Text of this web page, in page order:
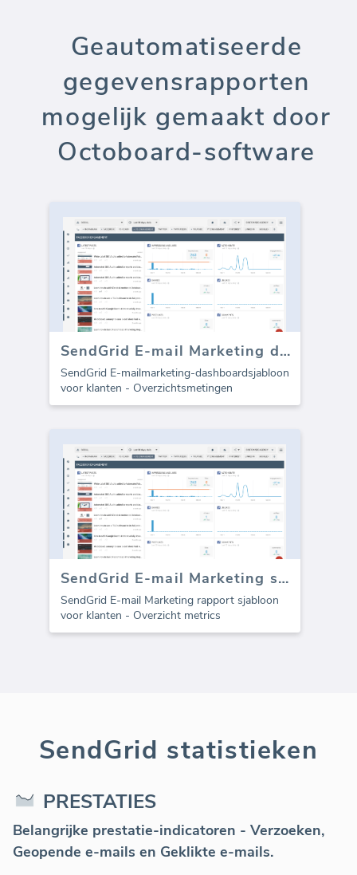
Geautomatiseerde
gegevensrapporten
mogelijk gemaakt door
Octoboard-software
SendGrid E-mail Marketing dashboard
SendGrid E-mailmarketing-dashboardsjabloon
voor klanten - Overzichtsmetingen
SendGrid E-mail Marketing sjabloon voor bureaus (Rapport)
SendGrid E-mail Marketing rapport sjabloon
voor klanten - Overzicht metrics
SendGrid statistieken
PRESTATIES
Belangrijke prestatie-indicatoren - Verzoeken,
Geopende e-mails en Geklikte e-mails.